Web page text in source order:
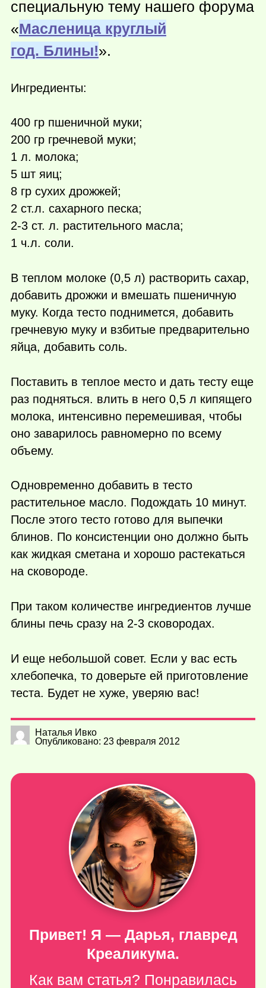
специальную тему нашего форума
«Масленица круглый
год. Блины!».
Ингредиенты:
400 гр пшеничной муки;
200 гр гречневой муки;
1 л. молока;
5 шт яиц;
8 гр сухих дрожжей;
2 ст.л. сахарного песка;
2-3 ст. л. растительного масла;
1 ч.л. соли.
В теплом молоке (0,5 л) растворить сахар,
добавить дрожжи и вмешать пшеничную
муку. Когда тесто поднимется, добавить
гречневую муку и взбитые предварительно
яйца, добавить соль.
Поставить в теплое место и дать тесту еще
раз подняться. влить в него 0,5 л кипящего
молока, интенсивно перемешивая, чтобы
оно заварилось равномерно по всему
объему.
Одновременно добавить в тесто
растительное масло. Подождать 10 минут.
После этого тесто готово для выпечки
блинов. По консистенции оно должно быть
как жидкая сметана и хорошо растекаться
на сковороде.
При таком количестве ингредиентов лучше
блины печь сразу на 2-3 сковородах.
И еще небольшой совет. Если у вас есть
хлебопечка, то доверьте ей приготовление
теста. Будет не хуже, уверяю вас!
Наталья Ивко
Опубликовано: 23 февраля 2012
Привет! Я — Дарья, главред
Креаликума.
Как вам статья? Понравилась